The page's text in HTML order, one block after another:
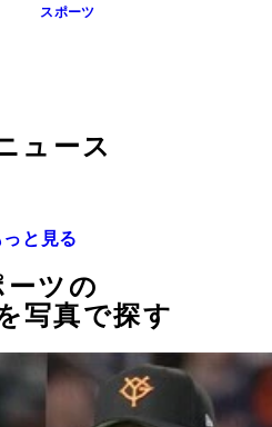
スポーツ
ュース
と見る
ーツの
写真で探す